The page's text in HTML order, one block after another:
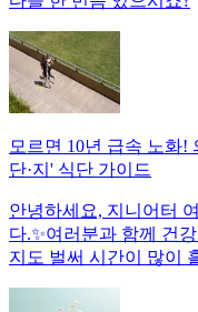
모르면 10년 급속 노화!
단·지' 식단 가이드
안녕하세요, 지니어터
다.✨여러분과 함께 건
지도 벌써 시간이 많이